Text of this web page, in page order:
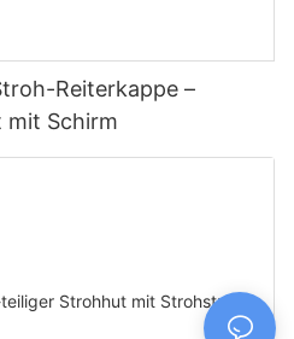
Reiterkappe –
mit Schirm